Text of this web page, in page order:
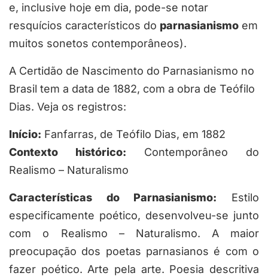
e, inclusive hoje em dia, pode-se notar
resquícios característicos do parnasianismo em
muitos sonetos contemporâneos).
A Certidão de Nascimento do Parnasianismo no
Brasil tem a data de 1882, com a obra de Teófilo
Dias. Veja os registros:
Início: Fanfarras, de Teófilo Dias, em 1882
Contexto histórico: Contemporâneo do
Realismo – Naturalismo
Características do Parnasianismo: Estilo
especificamente poético, desenvolveu-se junto
com o Realismo – Naturalismo.
A maior
preocupação dos poetas parnasianos é com o
fazer poético. Arte pela arte. Poesia descritiva